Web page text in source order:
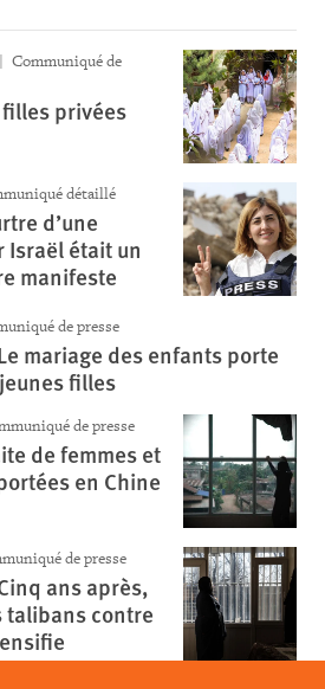
Communiqué de
privées
détaillé
d’une
était un
manifeste
de presse
mariage des enfants porte
filles
de presse
de femmes et
en Chine
de presse
ans après,
contre